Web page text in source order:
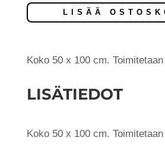
Nr
10
Willow
LISÄÄ
Koko 50 x 100 cm.
LISÄTIEDOT
Koko 50 x 100 cm.